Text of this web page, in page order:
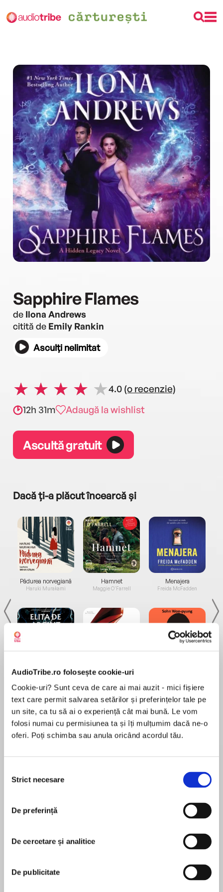
AudioTribe.ro folosește cookie-uri
Cookie-uri? Sunt ceva de care ai mai auzit - mici fișiere
text care permit salvarea setărilor și preferințelor tale pe
un site, ca tu să ai o experiență cât mai bună. Le vom
folosi numai cu permisiunea ta și îți mulțumim dacă ne-o
oferi. Poți schimba sau anula oricând acordul tău.
consimțământului
Strict necesare
De preferință
De cercetare și analitice
De publicitate
Sapphire Flames
de Ilona Andrews
citită de Emily Rankin
Asculți nelimitat
4.0 (o recenzie)
12h 31m
Adaugă la wishlist
Ascultă gratuit
Dacă ți-a plăcut încearcă și
Pădurea norvegiană
Haruki Murakami
Elita de Argint (Elita
Hamnet
Maggie O'Farrell
Diavolul se îmbracă de
Menajera
Freida McFadden
Desprecarte
the Hidden Legacy world, where
magicmeanspower, andfamilybloodlines are the
wealth, Catalina Baylor is a Prime, the highest
rank of magic user, and the Head of her House.
unique powers, but when her friend’s mother
MAI MULT
pentru această carte
“Ilona Andrews” is the pseudonym for a husband-